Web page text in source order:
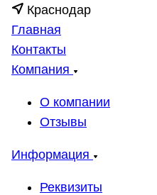
Краснодар
Главная
Контакты
Компания
О компании
Отзывы
Информация
Реквизиты